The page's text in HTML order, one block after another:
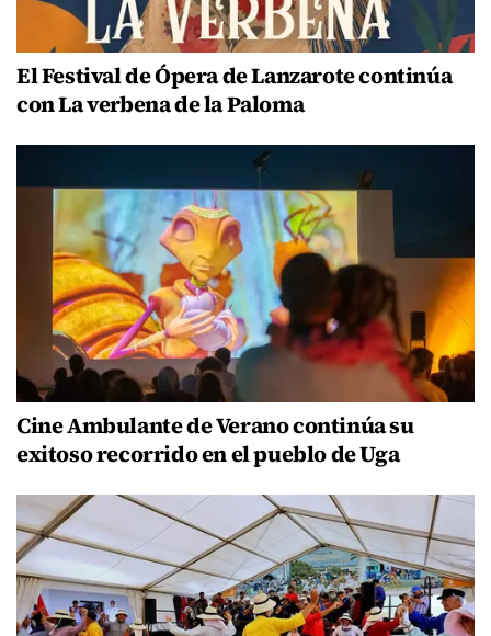
El Festival de Ópera de Lanzarote continúa
con La verbena de la Paloma
Cine Ambulante de Verano continúa su
exitoso recorrido en el pueblo de Uga